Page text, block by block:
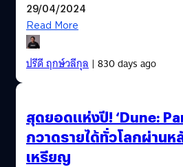
29/04/2024
Read More
ปรีดี ฤกษ์วลีกุล| 830 days ago
สุดยอดแห่งปี! ‘Dune:
กวาดรายได้ทั่วโลกผ่านห
เหรียญ